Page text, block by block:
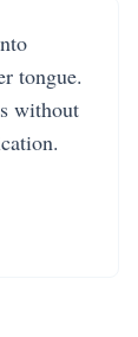
tongue.
without